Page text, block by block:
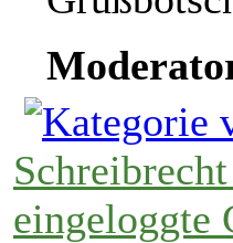
eingeloggte